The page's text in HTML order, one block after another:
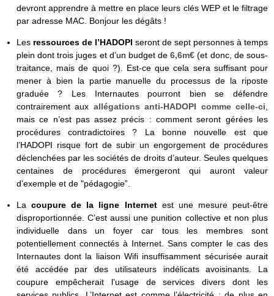
devront apprendre à mettre en place leurs clés WEP et le filtrage
par adresse MAC. Bonjour les dégâts !
Les ressources de l’HADOPI seront de sept personnes à temps
plein dont trois juges et d’un budget de6,6m€ (et donc, de sous-
traitance, mais de quoi ?). Est-ce que cela sera suffisant pour
mener à bien la partie manuelle du processus de la riposte
graduée ? Les Internautes pourront bien se défendre
contrairement aux allégations anti-HADOPI comme celle-ci
mais ce n’est pas assez précis : comment seront gérées les
procédures contradictoires ? La bonne nouvelle est que
l’HADOPI risque fort de subir un engorgement de procédures
déclenchées par les sociétés de droits d’auteur. Seules quelques
centaines de procédures émergeront qui auront valeur
d’exemple et de "pédagogie”.
Lacoupure de la ligne Internet est une mesure peut-être
disproportionnée. C’est aussi une punition collective et non plus
individuelle dans un foyer car tous les membres sont
potentiellement connectés à Internet. Sans compter le cas des
Internautes dont la liaison Wifi insuffisamment sécurisée aurait
été accédée par des utilisateurs indélicats avoisinants. La
coupure empêcherait l’usage de services divers dont les